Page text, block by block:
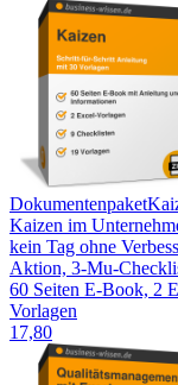
Dokumentenpaket
Kaizen im
kein Tag ohne
Aktion, 3-Mu-
60 Seiten E-Book, 2
Vorlagen
17,80